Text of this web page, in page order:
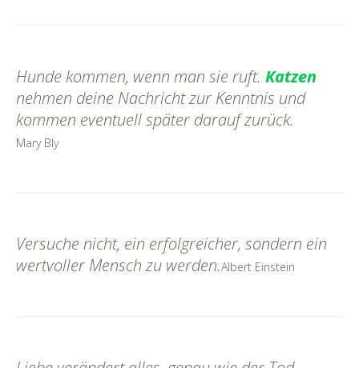
Hunde kommen, wenn man sie ruft. Katzen
nehmen deine Nachricht zur Kenntnis und
kommen eventuell später darauf zurück.
Mary Bly
Versuche nicht, ein erfolgreicher, sondern ein
wertvoller Mensch zu werden.Albert Einstein